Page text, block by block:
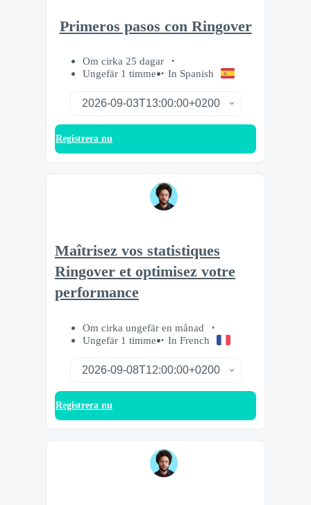
Primeros pasos con Ringover
Om cirka 25 dagar
Ungefär 1 timme
In Spanish
Registrera nu
Maîtrisez vos statistiques
Ringover et optimisez votre
performance
Om cirka ungefär en månad
Ungefär 1 timme
In French
Registrera nu